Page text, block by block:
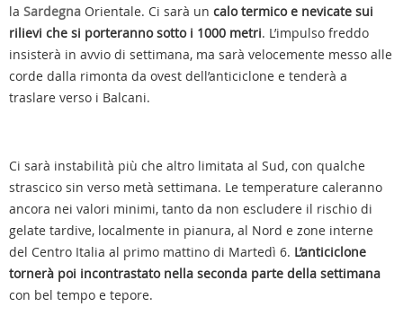
la Sardegna Orientale. Ci sarà un calo termico e nevicate sui
rilievi che si porteranno sotto i 1000 metri. L’impulso freddo
insisterà in avvio di settimana, ma sarà velocemente messo alle
corde dalla rimonta da ovest dell’anticiclone e tenderà a
traslare verso i Balcani.
Ci sarà instabilità più che altro limitata al Sud, con qualche
strascico sin verso metà settimana. Le temperature caleranno
ancora nei valori minimi, tanto da non escludere il rischio di
gelate tardive, localmente in pianura, al Nord e zone interne
del Centro Italia al primo mattino di Martedì 6. L’anticiclone
tornerà poi incontrastato nella seconda parte della settimana
con bel tempo e tepore.